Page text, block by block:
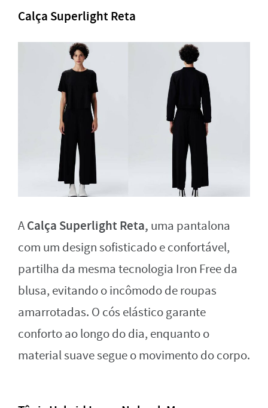
Calça Superlight Reta
ACalça Superlight Reta, uma pantalona
com um design sofisticado e confortável,
partilha da mesma tecnologia Iron Free da
blusa, evitando o incômodo de roupas
amarrotadas. O cós elástico garante
conforto ao longo do dia, enquanto o
material suave segue o movimento do corpo.